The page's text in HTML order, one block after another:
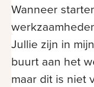
Wanneer
Jullie zijn in mijn
buurt aan het
maar dit is niet